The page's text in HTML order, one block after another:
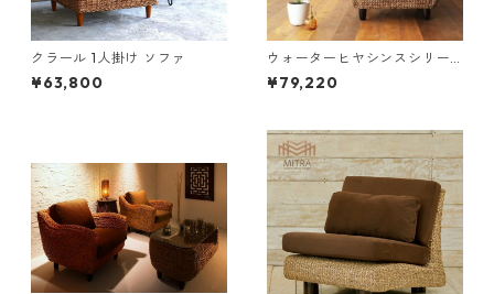
クラール 1人掛け ソファ
¥63,800
ウォーターヒヤシンスシリー
ズ Wyja ウィージャ ソファ 1P
¥79,220